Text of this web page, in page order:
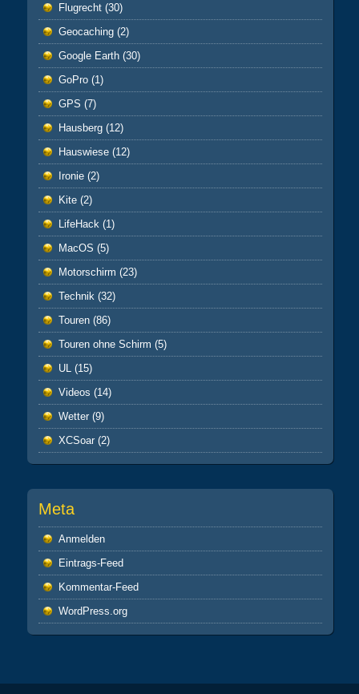
Flugrecht(30)
Geocaching(2)
Google Earth(30)
GoPro(1)
GPS (7)
Hausberg(12)
Hauswiese(12)
Ironie(2)
Kite(2)
LifeHack (1)
MacOS (5)
Motorschirm (23)
Technik (32)
Touren(86)
Touren ohne Schirm (5)
UL
(15)
Videos (14)
Wetter(9)
XCSoar(2)
Meta
Anmelden
Eintrags-Feed
Kommentar-Feed
WordPress.org